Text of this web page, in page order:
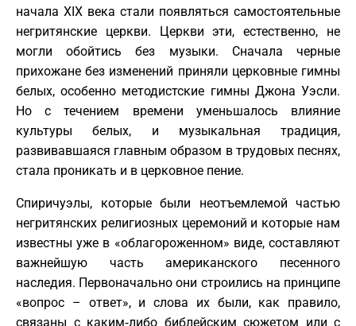
начала XIX века стали появляться самостоятельные
негритянские церкви. Церкви эти, естественно, не
могли обойтись без музыки. Сначала черные
прихожане без изменений приняли церковные гимны
белых, особенно методистские гимны Джона Уэсли.
Но с течением времени уменьшалось влияние
культуры белых, и музыкальная традиция,
развивавшаяся главным образом в трудовых песнях,
стала проникать и в церковное пение.
Спиричуэлы, которые были неотъемлемой частью
негритянских религиозных церемоний и которые нам
известны уже в «облагороженном» виде, составляют
важнейшую часть американского песенного
наследия. Первоначально они строились на принципе
«вопрос – ответ», и слова их были, как правило,
связаны с каким‑либо библейским сюжетом или с